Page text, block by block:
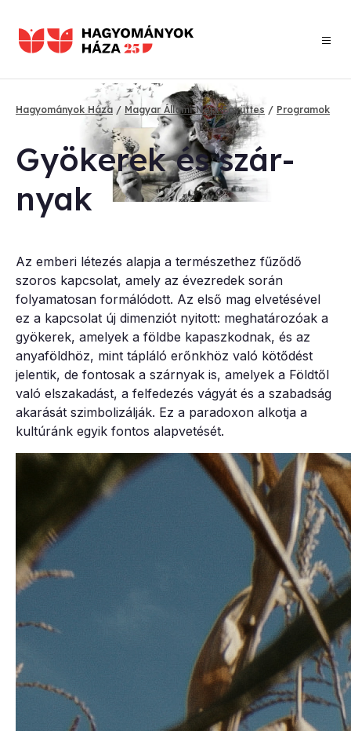
tartalomra
Hagyományok Háza Magyar Állami Népi Együttes Programok
Gyö­ke­rek és szár­
nyak
Az emberi létezés alapja a természethez fűződő
szoros kapcsolat, amely az évezredek során
folyamatosan formálódott. Az első mag elvetésével
ez a kapcsolat új dimenziót nyitott: meghatározóak a
gyökerek, amelyek a földbe kapaszkodnak, és az
anyaföldhöz, mint tápláló erőnkhöz való kötődést
jelentik, de fontosak a szárnyak is, amelyek a Földtől
való elszakadást, a felfedezés vágyát és a szabadság
akarását szimbolizálják. Ez a paradoxon alkotja a
kultúránk egyik fontos alapvetését.